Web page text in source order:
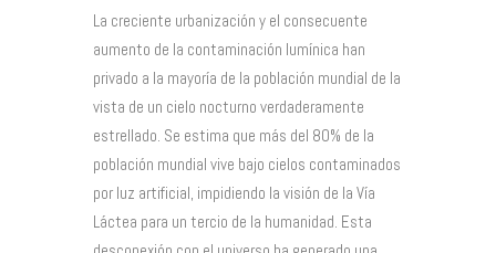
La creciente urbanización y el consecuente
aumento de la contaminación lumínica han
privado a la mayoría de la población mundial de la
vista de un cielo nocturno verdaderamente
estrellado. Se estima que más del 80% de la
población mundial vive bajo cielos contaminados
por luz artificial, impidiendo la visión de la Vía
Láctea para un tercio de la humanidad. Esta